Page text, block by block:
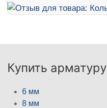
Купить арматуру
6 мм
8 мм